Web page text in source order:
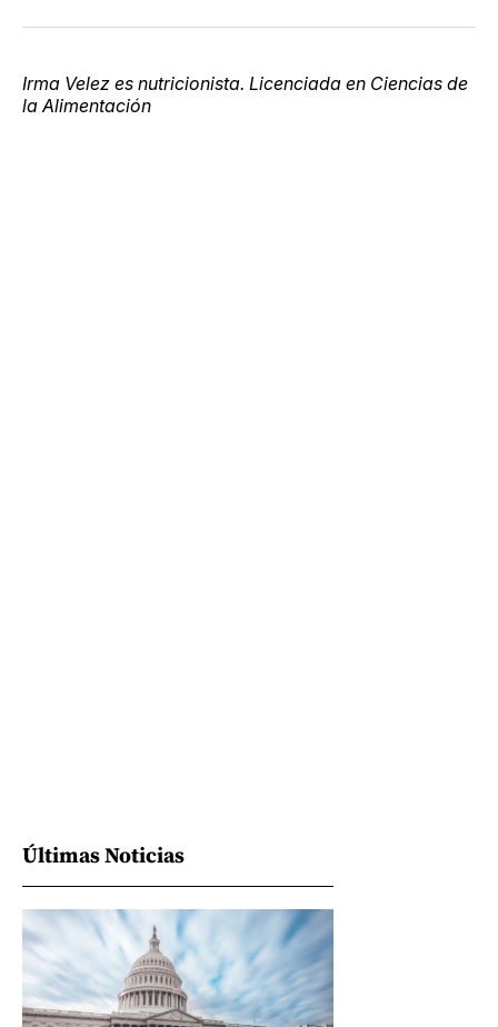
Irma Velez es nutricionista. Licenciada en Ciencias de
la Alimentación
Últimas Noticias